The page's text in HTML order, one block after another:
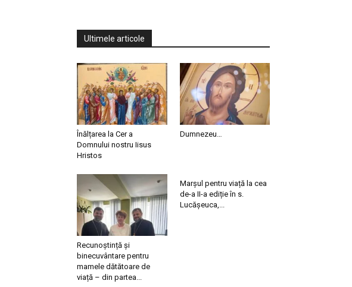
Ultimele articole
Înălțarea la Cer a
Domnului nostru Iisus
Hristos
Dumnezeu…
Recunoștință și
binecuvântare pentru
mamele dătătoare de
viață – din partea...
Marșul pentru viață la cea
de-a II-a ediție în s.
Lucășeuca,...